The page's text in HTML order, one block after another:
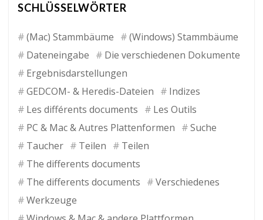
SCHLÜSSELWÖRTER
(Mac) Stammbäume
(Windows) Stammbäume
Dateneingabe
Die verschiedenen Dokumente
Ergebnisdarstellungen
GEDCOM- & Heredis-Dateien
Indizes
Les différents documents
Les Outils
PC & Mac & Autres Plattenformen
Suche
Taucher
Teilen
Teilen
The differents documents
The differents documents
Verschiedenes
Werkzeuge